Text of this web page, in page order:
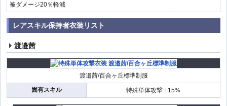
被ダメージ20％軽減
レアスキル保持者衣装リスト
渡邉茜
渡邉茜/百合ヶ丘標準制服
固有スキル
特殊単体攻撃 +15%